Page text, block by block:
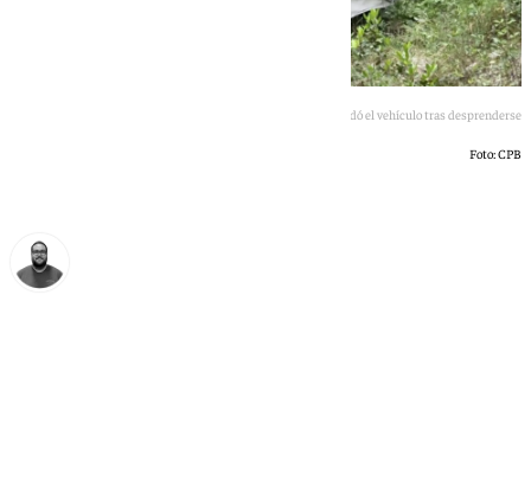
Así quedó el vehículo tras desprenderse
Foto: CPB